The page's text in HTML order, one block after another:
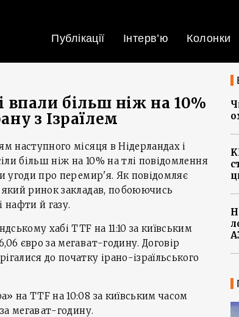
Публікації Інтерв’ю Колонки
впали більш ніж на 10%
з Ізраїлем
наступного місяця в Нідерландах і
більш ніж на 10% на тлі повідомлення
угоди про перемир'я. Як повідомляє
ринок закладав, побоюючись
нафти й газу.
хабі TTF на 11:10 за київським
євро за мегават-годину. Договір
до початку ірано-ізраїльського
на TTF на 10:08 за київським часом
мегават-годину.